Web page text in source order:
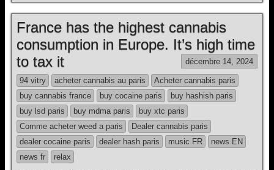
France has the highest cannabis
consumption in Europe. It’s high time
to tax it
décembre 14, 2024
94 vitry acheter cannabis au paris
Acheter cannabis paris
buy cannabis france
buy cocaine paris
buy hashish paris
buy lsd paris
buy mdma paris
buy xtc paris
Comme acheter weed a paris
Dealer cannabis paris
dealer cocaine paris
dealer hash paris music FR
news EN
news fr
relax